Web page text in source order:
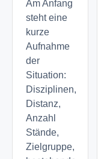
Am Anfang
steht eine
kurze
Aufnahme
der
Situation:
Disziplinen,
Distanz,
Anzahl
Stände,
Zielgruppe,